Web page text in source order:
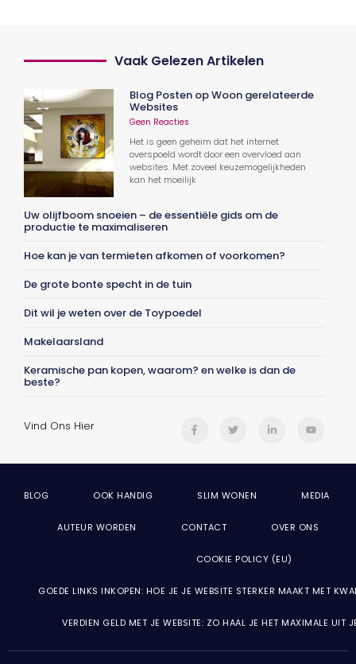
Vaak Gelezen Artikelen
Blog Posten op Woon gerelateerde
Websites
Geen Reacties
Het is geen geheim dat het internet
overspoeld wordt door een overvloed aan
websites. Met zoveel keuzemogelijkheden
kan het moeilijk
Uw olijfboom snoeien – de essentiële gids om de
productie te maximaliseren
Hoe kan je van termieten afkomen of voorkomen?
De grote bonte specht in de tuin
Dit wil je weten over de Toypoedel
Makelaarsland
Keramische pan kopen, waarom? en welke is dan de
beste?
Vind Ons Hier
BLOG OOK HANDIG SLIM WONEN MEDIA
AUTEUR WORDEN CONTACT OVER ONS
COOKIE POLICY (EU)
GOEDE LINKS INKOPEN: HOE JE JE WEBSITE STERKER MAAKT MET
VERDIEN GELD MET JE WEBSITE: ZO HAAL JE HET MAXIMALE UIT